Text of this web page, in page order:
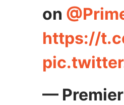
on
https://
—